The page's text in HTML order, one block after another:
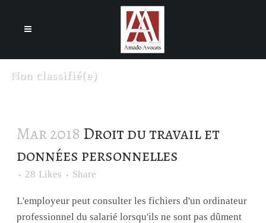
Non classifié(e)
Mar 2018 Droit du travail et
données personnelles
28 Likes Share
L'employeur peut consulter les fichiers d'un ordinateur
professionnel du salarié lorsqu'ils ne sont pas dûment